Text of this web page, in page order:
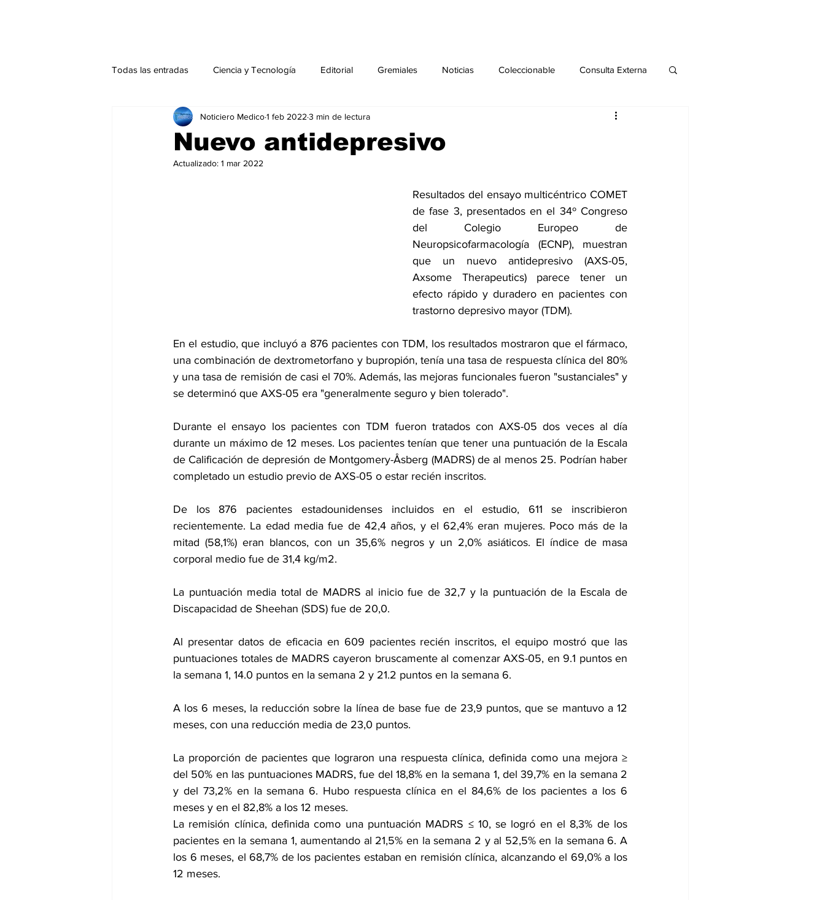
Todas las entradas Ciencia y Tecnología Editorial Gremiales Noticias Coleccionable Consulta Externa
Actualidad Salud Mental Agenda Sección especial Publicaciones
Endocrinología Actualidad especial
Gremiales especial Noticias especial Salud Mental especial
Publicaciones especial dia mundial de la diabetes
Nuevo antidepresivo
Noticiero Medico1 feb 2022 3 min de lectura
Actualizado: 1 mar 2022
Resultados del ensayo multicéntrico COMET
de fase 3, presentados en el 34º Congreso
del Colegio Europeo de
Neuropsicofarmacología (ECNP), muestran
que un nuevo antidepresivo (AXS-05,
Axsome Therapeutics) parece tener un
efecto rápido y duradero en pacientes con
trastorno depresivo mayor (TDM).
En el estudio, que incluyó a 876 pacientes con TDM, los resultados mostraron que el fármaco,
una combinación de dextrometorfano y bupropión, tenía una tasa de respuesta clínica del 80%
y una tasa de remisión de casi el 70%. Además, las mejoras funcionales fueron "sustanciales" y
se determinó que AXS-05 era "generalmente seguro y bien tolerado".
Durante el ensayo los pacientes con TDM fueron tratados con AXS-05 dos veces al día
durante un máximo de 12 meses. Los pacientes tenían que tener una puntuación de la Escala
de Calificación de depresión de Montgomery-Åsberg (MADRS) de al menos 25. Podrían haber
completado un estudio previo de AXS-05 o estar recién inscritos.
De los 876 pacientes estadounidenses incluidos en el estudio, 611 se inscribieron
recientemente. La edad media fue de 42,4 años, y el 62,4% eran mujeres. Poco más de la
mitad (58,1%) eran blancos, con un 35,6% negros y un 2,0% asiáticos. El índice de masa
corporal medio fue de 31,4 kg/m2.
La puntuación media total de MADRS al inicio fue de 32,7 y la puntuación de la Escala de
Discapacidad de Sheehan (SDS) fue de 20,0.
Al presentar datos de eficacia en 609 pacientes recién inscritos, el equipo mostró que las
puntuaciones totales de MADRS cayeron bruscamente al comenzar AXS-05, en 9.1 puntos en
la semana 1, 14.0 puntos en la semana 2 y 21.2 puntos en la semana 6.
A los 6 meses, la reducción sobre la línea de base fue de 23,9 puntos, que se mantuvo a 12
meses, con una reducción media de 23,0 puntos.
La proporción de pacientes que lograron una respuesta clínica, definida como una mejora ≥
del 50% en las puntuaciones MADRS, fue del 18,8% en la semana 1, del 39,7% en la semana 2
y del 73,2% en la semana 6. Hubo respuesta clínica en el 84,6% de los pacientes a los 6
meses y en el 82,8% a los 12 meses.
La remisión clínica, definida como una puntuación MADRS ≤ 10, se logró en el 8,3% de los
pacientes en la semana 1, aumentando al 21,5% en la semana 2 y al 52,5% en la semana 6. A
los 6 meses, el 68,7% de los pacientes estaban en remisión clínica, alcanzando el 69,0% a los
12 meses.